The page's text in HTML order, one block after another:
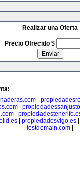
Realizar una Oferta
Precio Ofrecido $
|
|
|
propiedadesvigo.es
testdomain.com